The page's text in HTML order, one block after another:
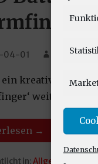
04-01 Carsten
ein kreativer
weitere
→
in:Allgemein